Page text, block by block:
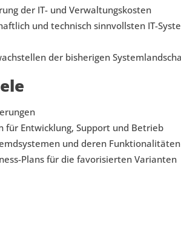
der IT- und Verwaltungskosten
und technisch sinnvollsten IT-
der bisherigen
für Entwicklung, Support und Betrieb
und deren Funktionalitäten
Plans für die favorisierten Varianten